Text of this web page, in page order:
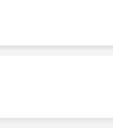
등급